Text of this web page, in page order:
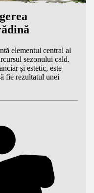
elementul central al
sezonului cald.
și estetic, este
fie rezultatul unei